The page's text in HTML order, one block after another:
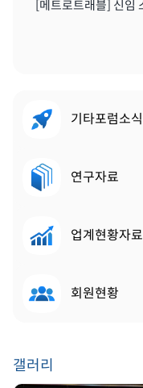
기타포럼소식
연구자료
업계현황자료
회원현황
갤러리